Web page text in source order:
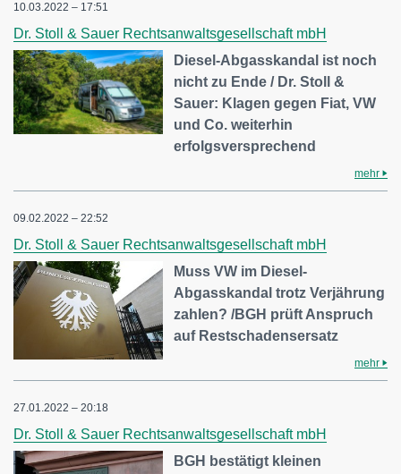
10.03.2022 – 17:51
Dr. Stoll & Sauer Rechtsanwaltsgesellschaft mbH
Diesel-Abgasskandal ist noch
nicht zu Ende / Dr. Stoll &
Sauer: Klagen gegen Fiat, VW
und Co. weiterhin
erfolgsversprechend
mehr
09.02.2022 – 22:52
Dr. Stoll & Sauer Rechtsanwaltsgesellschaft mbH
Muss VW im Diesel-
Abgasskandal trotz Verjährung
zahlen? /BGH prüft Anspruch
auf Restschadensersatz
mehr
27.01.2022 – 20:18
Dr. Stoll & Sauer Rechtsanwaltsgesellschaft mbH
BGH bestätigt kleinen